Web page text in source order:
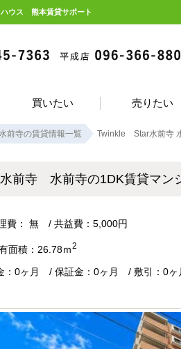
ウス 熊本賃貸サポート
買いたい 売りたい
前寺の賃貸情報一覧 Twinkle Star水前寺
前寺 水前寺の1DK賃貸マン
費： 無 / 共益費：5,000円
面積：26.78ｍ2
：0ヶ月 / 保証金：0ヶ月 / 敷引：0ヶ